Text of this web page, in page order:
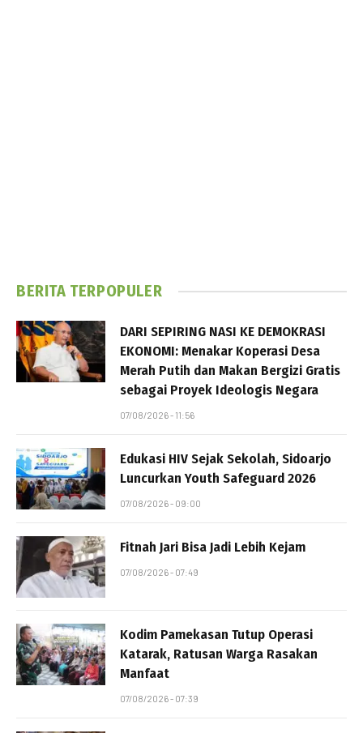
BERITA TERPOPULER
DARI SEPIRING NASI KE DEMOKRASI
EKONOMI: Menakar Koperasi Desa
Merah Putih dan Makan Bergizi Gratis
sebagai Proyek Ideologis Negara
07/08/2026 - 11:56
Edukasi HIV Sejak Sekolah, Sidoarjo
Luncurkan Youth Safeguard 2026
07/08/2026 - 09:00
Fitnah Jari Bisa Jadi Lebih Kejam
07/08/2026 - 07:49
Kodim Pamekasan Tutup Operasi
Katarak, Ratusan Warga Rasakan
Manfaat
07/08/2026 - 07:39